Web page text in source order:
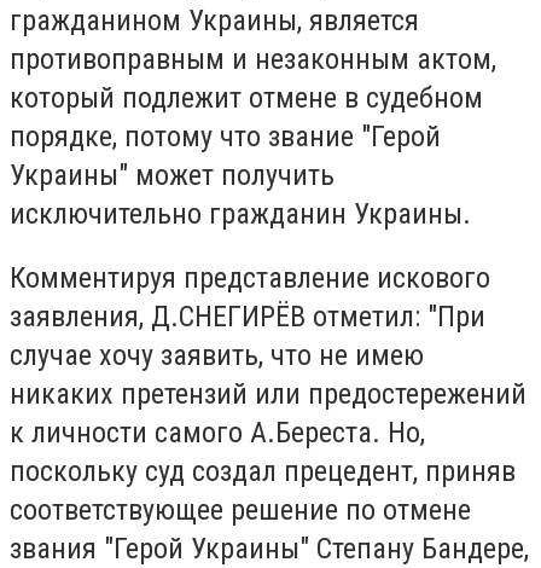
гражданином Украины, является
противоправным и незаконным актом,
который подлежит отмене в судебном
порядке, потому что звание "Герой
Украины" может получить
исключительно гражданин Украины.
Комментируя представление искового
заявления, Д.СНЕГИРЁВ отметил: "При
случае хочу заявить, что не имею
никаких претензий или предостережений
к личности самого А.Береста. Но,
поскольку суд создал прецедент, приняв
соответствующее решение по отмене
звания "Герой Украины" Степану Бандере,